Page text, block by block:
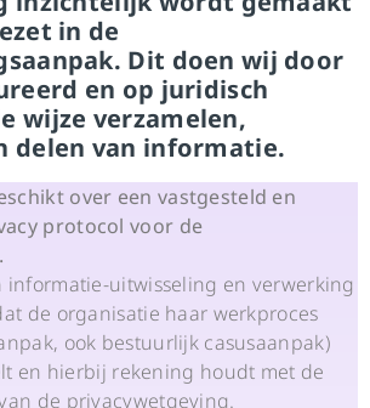
in de
Dit doen wij door
en op juridisch
wijze verzamelen,
delen van informatie.
over een vastgesteld en
protocol voor de
informatie-uitwisseling en verwerking
de organisatie haar werkproces
ook bestuurlijk casusaanpak)
en hierbij rekening houdt met de
de privacywetgeving.